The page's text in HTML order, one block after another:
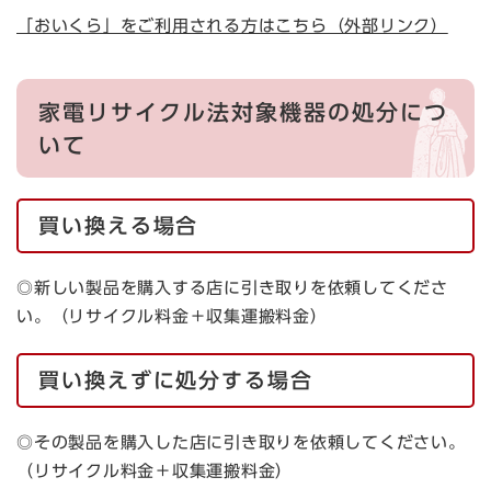
「おいくら」をご利用される方はこちら（外部リンク）
家電リサイクル法対象機器の処分につ
いて
買い換える場合
◎新しい製品を購入する店に引き取りを依頼してくださ
い。（リサイクル料金＋収集運搬料金）
買い換えずに処分する場合
◎その製品を購入した店に引き取りを依頼してください。
（リサイクル料金＋収集運搬料金）